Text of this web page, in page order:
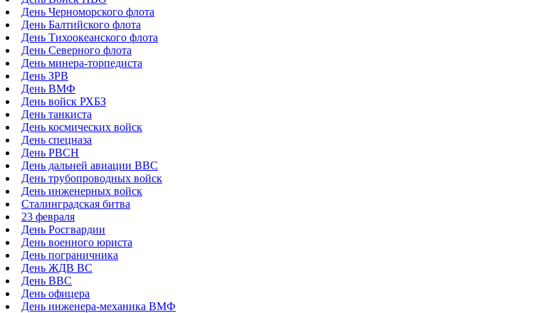
День Черноморского флота
День Балтийского флота
День Тихоокеанского флота
День Северного флота
День минера-торпедиста
День ЗРВ
День ВМФ
День войск РХБЗ
День танкиста
День космических войск
День спецназа
День РВСН
День дальней авиации ВВС
День трубопроводных войск
День инженерных войск
Сталинградская битва
23 февраля
День Росгвардии
День военного юриста
День пограничника
День ЖДВ ВС
День ВВС
День офицера
День инженера-механика ВМФ